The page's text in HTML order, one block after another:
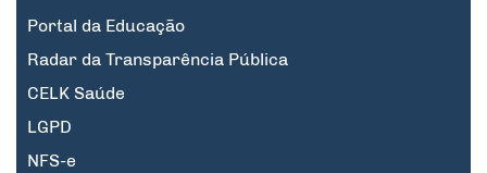
Portal da Educação
Radar da Transparência Pública
CELK Saúde
LGPD
NFS-e